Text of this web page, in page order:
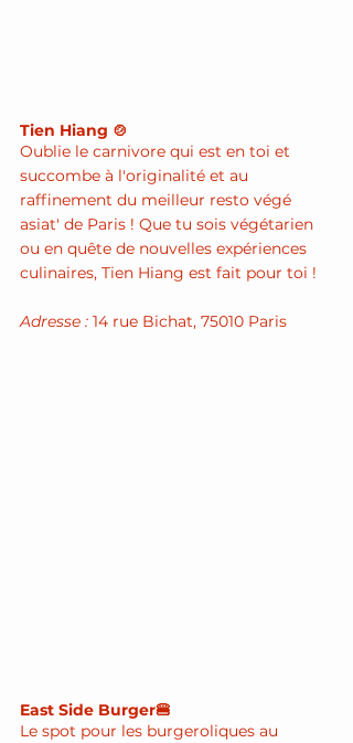
Tien Hiang 🍲
Oublie le carnivore qui est en toi et
succombe à l'originalité et au
raffinement du meilleur resto végé
asiat' de Paris ! Que tu sois végétarien
ou en quête de nouvelles expériences
culinaires, Tien Hiang est fait pour toi !
Adresse : 14 rue Bichat, 75010 Paris
East Side Burger🍔
Le spot pour les burgeroliques au